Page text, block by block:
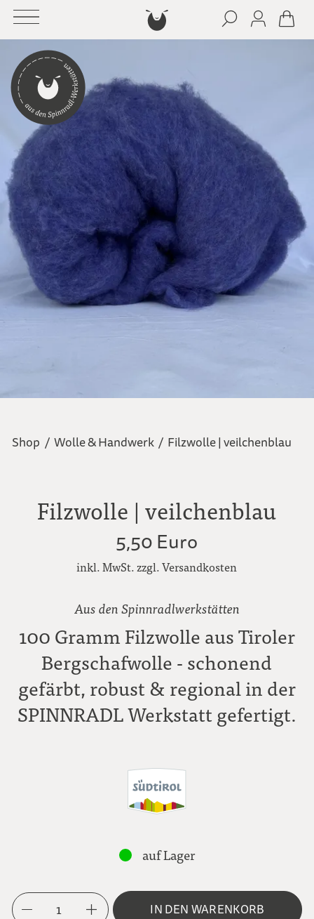
Shop / Wolle & Handwerk / Filzwolle | veilchenblau
Filzwolle | veilchenblau
5,50 Euro
inkl. MwSt. zzgl. Versandkosten
Aus den Spinnradlwerkstätten
100 Gramm Filzwolle aus Tiroler
Bergschafwolle - schonend
gefärbt, robust & regional in der
SPINNRADL Werkstatt gefertigt.
auf Lager
1 IN DEN WARENKORB